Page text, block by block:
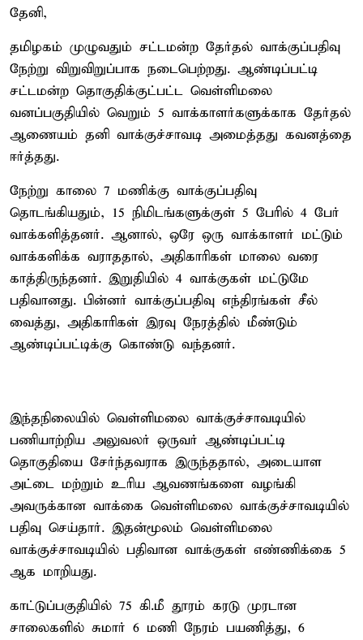
தேனி,
தமிழகம் முழுவதும் சட்டமன்ற தேர்தல் வாக்குப்பதிவு
நேற்று விறுவிறுப்பாக நடைபெற்றது. ஆண்டிப்பட்டி
சட்டமன்ற தொகுதிக்குட்பட்ட வெள்ளிமலை
வனப்பகுதியில் வெறும் 5 வாக்காளர்களுக்காக தேர்தல்
ஆணையம் தனி வாக்குச்சாவடி அமைத்தது கவனத்தை
ஈர்த்தது.
நேற்று காலை 7 மணிக்கு வாக்குப்பதிவு
தொடங்கியதும், 15 நிமிடங்களுக்குள் 5 பேரில் 4 பேர்
வாக்களித்தனர். ஆனால், ஒரே ஒரு வாக்காளர் மட்டும்
வாக்களிக்க வராததால், அதிகாரிகள் மாலை வரை
காத்திருந்தனர். இறுதியில் 4 வாக்குகள் மட்டுமே
பதிவானது. பின்னர் வாக்குப்பதிவு எந்திரங்கள் சீல்
வைத்து, அதிகாரிகள் இரவு நேரத்தில் மீண்டும்
ஆண்டிப்பட்டிக்கு கொண்டு வந்தனர்.
இந்தநிலையில் வெள்ளிமலை வாக்குச்சாவடியில்
பணியாற்றிய அலுவலர் ஒருவர் ஆண்டிப்பட்டி
தொகுதியை சேர்ந்தவராக இருந்ததால், அடையாள
அட்டை மற்றும் உரிய ஆவணங்களை வழங்கி
அவருக்கான வாக்கை வெள்ளிமலை வாக்குச்சாவடியில்
பதிவு செய்தார். இதன்மூலம் வெள்ளிமலை
வாக்குச்சாவடியில் பதிவான வாக்குகள் எண்ணிக்கை 5
ஆக மாறியது.
காட்டுப்பகுதியில் 75 கி.மீ தூரம் கரடு முரடான
சாலைகளில் சுமார் 6 மணி நேரம் பயணித்து, 6